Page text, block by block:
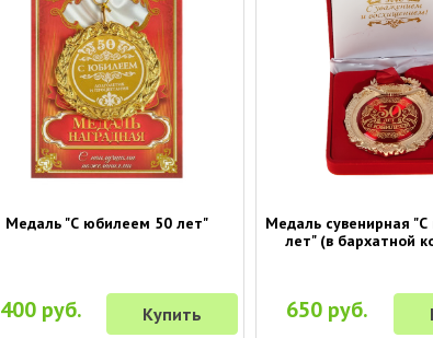
Медаль "С юбилеем 50 лет"
400 руб. Купить
Медаль сувенирная
лет" (в бархатной
650 руб.